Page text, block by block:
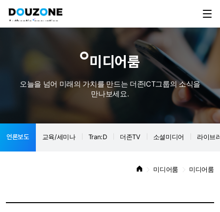
미디어룸
오늘을 넘어 미래의 가치를 만드는 더존ICT그룹의 소식을
만나보세요.
언론보도 교육/세미나 Tran:D 더존TV 소셜미디어 라이브
미디어룸 미디어룸